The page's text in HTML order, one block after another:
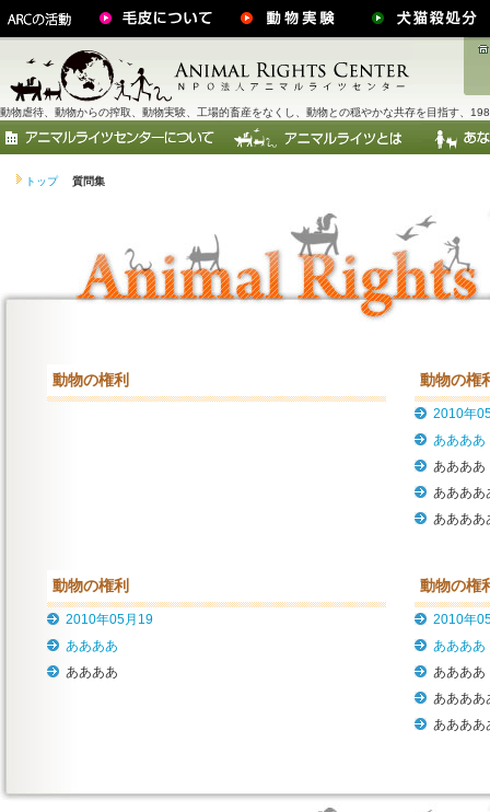
動物虐待、動物からの搾取、動物実験、工場的畜産をなくし、動物との穏やかな共存を目指す、
トップ 質問集
動物の権利 動物の権
2010年
ああああ
ああああ
ああああ
ああああ
動物の権利
2010年05月19
ああああ
ああああ
動物の権
2010年
ああああ
ああああ
ああああ
ああああ